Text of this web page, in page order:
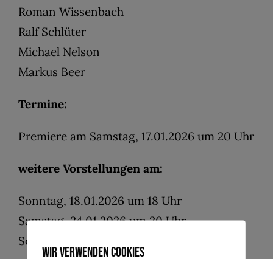
Roman Wissenbach
Ralf Schlüter
Michael Nelson
Markus Beer
Termine:
Premiere am Samstag, 17.01.2026 um 20 Uhr
weitere Vorstellungen am:
Sonntag, 18.01.2026 um 18 Uhr
Samstag, 24.01.2026 um 20 Uhr
Sonntag, 25.01.2026 um 18 Uhr
Wir verwenden Cookies